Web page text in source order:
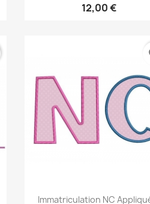
12,00 €
Aperçu rapide
Immatriculation NC